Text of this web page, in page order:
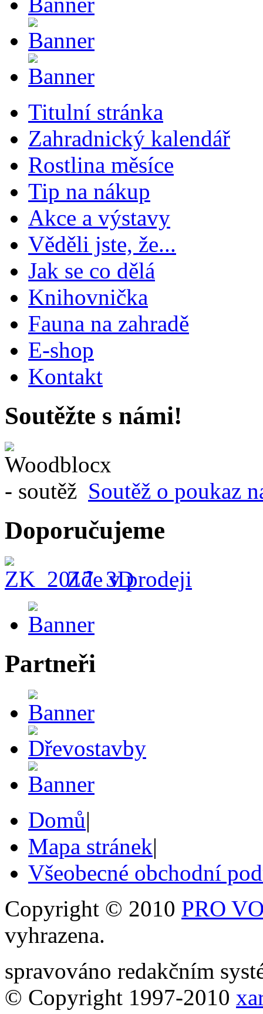
Titulní stránka
Zahradnický kalendář
Rostlina měsíce
Tip na nákup
Akce a výstavy
Věděli jste, že...
Jak se co dělá
Knihovnička
Fauna na zahradě
E-shop
Kontakt
Soutěžte s námi!
Soutěž o poukaz
Doporučujeme
Zde v prodeji
Partneři
Domů|
Mapa stránek|
Všeobecné obchodní
Copyright © 2010 PRO
vyhrazena.
spravováno redakčním
© Copyright 1997-2010